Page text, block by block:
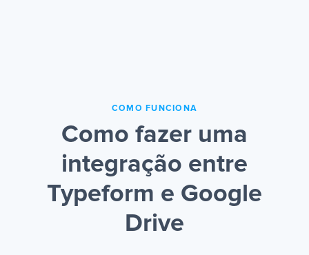
COMO FUNCIONA
Como fazer uma
integração entre
Typeform e Google
Drive